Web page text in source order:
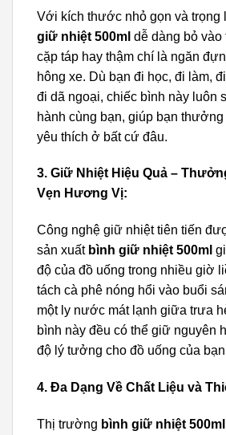
Với kích thước nhỏ gọn và trọng
giữ nhiệt 500ml dễ dàng bỏ vào
cặp táp hay thậm chí là ngăn
hông xe. Dù bạn đi học, đi làm,
đi dã ngoại, chiếc bình này luôn
hành cùng bạn, giúp bạn
yêu thích ở bất cứ đâu.
3. Giữ Nhiệt Hiệu Quả –
Vẹn Hương Vị:
Công nghệ giữ nhiệt tiên tiến
sản xuất bình giữ nhiệt 500ml
độ của đồ uống trong nhiều giờ
tách cà phê nóng hổi vào buổi
một ly nước mát lạnh giữa trưa
bình này đều có thể giữ nguyên
độ lý tưởng cho đồ uống của
4. Đa Dạng Về Chất Liệu và
Thị trường bình giữ nhiệt 500ml